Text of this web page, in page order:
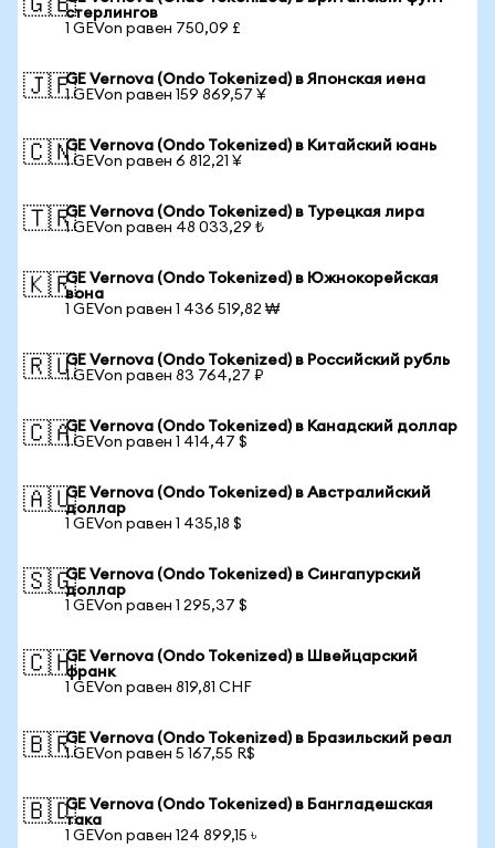
🇬🇧стерлингов
1 GEVon равен 750,09 £
🇯🇵GE Vernova (Ondo Tokenized) в Японская иена
1 GEVon равен 159 869,57 ¥
🇨🇳GE Vernova (Ondo Tokenized) в Китайский юань
1 GEVon равен 6 812,21 ¥
🇹🇷GE Vernova (Ondo Tokenized) в Турецкая лира
1 GEVon равен 48 033,29 ₺
🇰🇷GE Vernova (Ondo Tokenized) в Южнокорейская
вона
1 GEVon равен 1 436 519,82 ₩
🇷🇺GE Vernova (Ondo Tokenized) в Российский рубль
1 GEVon равен 83 764,27 ₽
🇨🇦GE Vernova (Ondo Tokenized) в Канадский доллар
1 GEVon равен 1 414,47 $
🇦🇺GE Vernova (Ondo Tokenized) в Австралийский
доллар
1 GEVon равен 1 435,18 $
🇸🇬GE Vernova (Ondo Tokenized) в Сингапурский
доллар
1 GEVon равен 1 295,37 $
🇨🇭GE Vernova (Ondo Tokenized) в Швейцарский
франк
1 GEVon равен 819,81 CHF
🇧🇷GE Vernova (Ondo Tokenized) в Бразильский реал
1 GEVon равен 5 167,55 R$
🇧🇩GE Vernova (Ondo Tokenized) в Бангладешская
така
1 GEVon равен 124 899,15 ৳